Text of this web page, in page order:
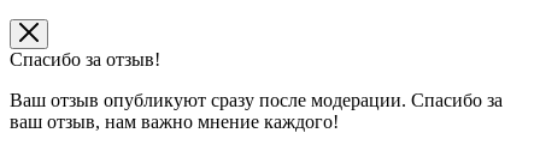
Спасибо за отзыв!
Ваш отзыв опубликуют сразу после модерации. Спасибо за
ваш отзыв, нам важно мнение каждого!